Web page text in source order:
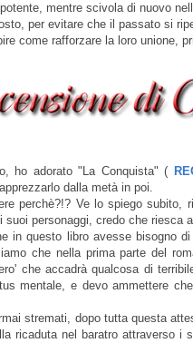
mentre scivola di nuovo
per evitare che il passato si
come rafforzare la loro unione,
ho adorato "La Conquista"(
dalla metà in poi.
perchè?!? Ve lo spiego subito,
suoi personaggi, credo che riesca
in questo libro avesse bisogno
che nella prima parte del
che accadrà qualcosa di
mentale, e devo ammettere
stremati, dopo tutta questa
ricaduta nel baratro attraverso